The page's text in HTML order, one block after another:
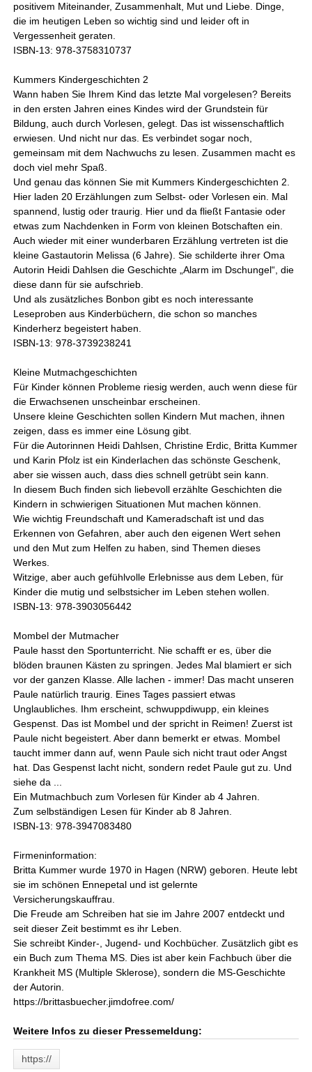
positivem Miteinander, Zusammenhalt, Mut und Liebe. Dinge,
die im heutigen Leben so wichtig sind und leider oft in
Vergessenheit geraten.
ISBN-13: 978-3758310737
Kummers Kindergeschichten 2
Wann haben Sie Ihrem Kind das letzte Mal vorgelesen? Bereits
in den ersten Jahren eines Kindes wird der Grundstein für
Bildung, auch durch Vorlesen, gelegt. Das ist wissenschaftlich
erwiesen. Und nicht nur das. Es verbindet sogar noch,
gemeinsam mit dem Nachwuchs zu lesen. Zusammen macht es
doch viel mehr Spaß.
Und genau das können Sie mit Kummers Kindergeschichten 2.
Hier laden 20 Erzählungen zum Selbst- oder Vorlesen ein. Mal
spannend, lustig oder traurig. Hier und da fließt Fantasie oder
etwas zum Nachdenken in Form von kleinen Botschaften ein.
Auch wieder mit einer wunderbaren Erzählung vertreten ist die
kleine Gastautorin Melissa (6 Jahre). Sie schilderte ihrer Oma
Autorin Heidi Dahlsen die Geschichte „Alarm im Dschungel“, die
diese dann für sie aufschrieb.
Und als zusätzliches Bonbon gibt es noch interessante
Leseproben aus Kinderbüchern, die schon so manches
Kinderherz begeistert haben.
ISBN-13: 978-3739238241
Kleine Mutmachgeschichten
Für Kinder können Probleme riesig werden, auch wenn diese für
die Erwachsenen unscheinbar erscheinen.
Unsere kleine Geschichten sollen Kindern Mut machen, ihnen
zeigen, dass es immer eine Lösung gibt.
Für die Autorinnen Heidi Dahlsen, Christine Erdic, Britta Kummer
und Karin Pfolz ist ein Kinderlachen das schönste Geschenk,
aber sie wissen auch, dass dies schnell getrübt sein kann.
In diesem Buch finden sich liebevoll erzählte Geschichten die
Kindern in schwierigen Situationen Mut machen können.
Wie wichtig Freundschaft und Kameradschaft ist und das
Erkennen von Gefahren, aber auch den eigenen Wert sehen
und den Mut zum Helfen zu haben, sind Themen dieses
Werkes.
Witzige, aber auch gefühlvolle Erlebnisse aus dem Leben, für
Kinder die mutig und selbstsicher im Leben stehen wollen.
ISBN-13: 978-3903056442
Mombel der Mutmacher
Paule hasst den Sportunterricht. Nie schafft er es, über die
blöden braunen Kästen zu springen. Jedes Mal blamiert er sich
vor der ganzen Klasse. Alle lachen - immer! Das macht unseren
Paule natürlich traurig. Eines Tages passiert etwas
Unglaubliches. Ihm erscheint, schwuppdiwupp, ein kleines
Gespenst. Das ist Mombel und der spricht in Reimen! Zuerst ist
Paule nicht begeistert. Aber dann bemerkt er etwas. Mombel
taucht immer dann auf, wenn Paule sich nicht traut oder Angst
hat. Das Gespenst lacht nicht, sondern redet Paule gut zu. Und
siehe da ...
Ein Mutmachbuch zum Vorlesen für Kinder ab 4 Jahren.
Zum selbständigen Lesen für Kinder ab 8 Jahren.
ISBN-13: 978-3947083480
Firmeninformation:
Britta Kummer wurde 1970 in Hagen (NRW) geboren. Heute lebt
sie im schönen Ennepetal und ist gelernte
Versicherungskauffrau.
Die Freude am Schreiben hat sie im Jahre 2007 entdeckt und
seit dieser Zeit bestimmt es ihr Leben.
Sie schreibt Kinder-, Jugend- und Kochbücher. Zusätzlich gibt es
ein Buch zum Thema MS. Dies ist aber kein Fachbuch über die
Krankheit MS (Multiple Sklerose), sondern die MS-Geschichte
der Autorin.
https://brittasbuecher.jimdofree.com/
Weitere Infos zu dieser Pressemeldung:
https://